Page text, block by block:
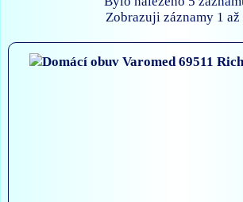
Zobrazuji záznamy 1 až